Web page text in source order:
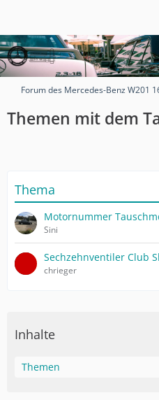
Forum des Mercedes-Benz W201
Themen mit dem
Thema
Motornummer
Sini
Sechzehnventiler Club
chrieger
Inhalte
Themen